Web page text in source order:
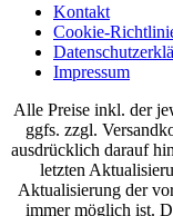
Kontakt
Cookie-
Impressum
Alle Preise inkl. der
ggfs. zzgl.
ausdrücklich darauf
letzten
Aktualisierung der
immer möglich ist.